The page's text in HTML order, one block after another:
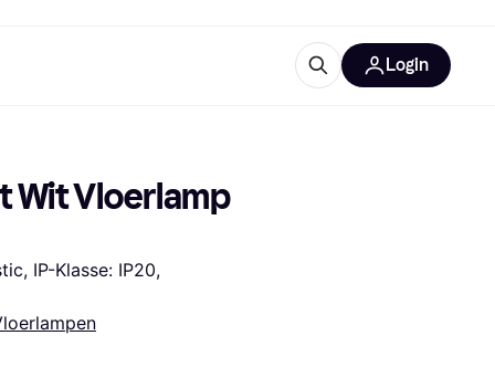
Login
Wit Vloerlamp
IP-Klasse: IP20,